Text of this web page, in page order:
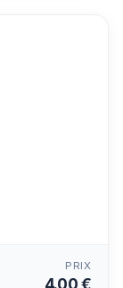
PRIX
4.00 €